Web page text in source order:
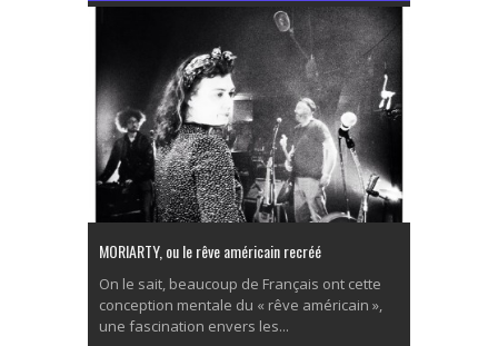
MORIARTY, ou le rêve américain recréé
On le sait, beaucoup de Français ont cette
conception mentale du « rêve américain »,
une fascination envers les...